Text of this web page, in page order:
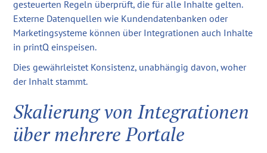
gesteuerten Regeln überprüft, die für alle Inhalte gelten.
Externe Datenquellen wie Kundendatenbanken oder
Marketingsysteme können über Integrationen auch Inhalte
in printQ einspeisen.
Dies gewährleistet Konsistenz, unabhängig davon, woher
der Inhalt stammt.
Skalierung von Integrationen
über mehrere Portale